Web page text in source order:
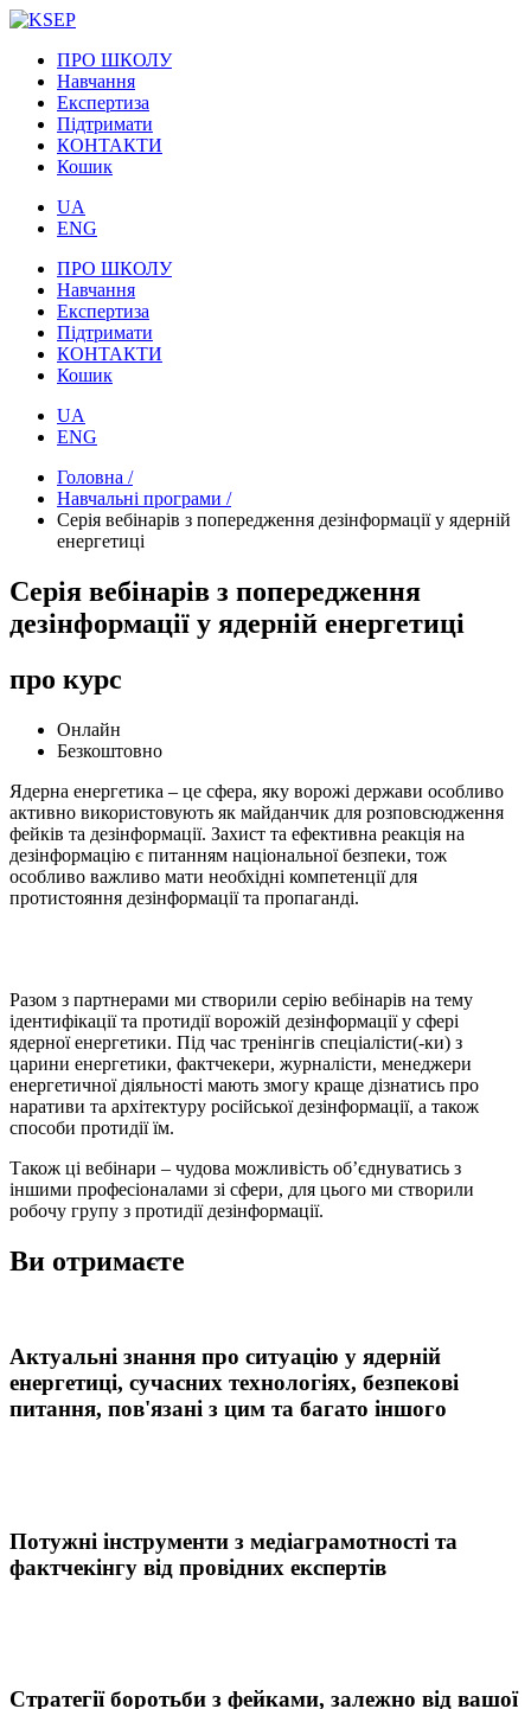
ПРО ШКОЛУ
Навчання
Експертиза
Підтримати
КОНТАКТИ
Кошик
UA
ENG
ПРО ШКОЛУ
Навчання
Експертиза
Підтримати
КОНТАКТИ
Кошик
UA
ENG
Головна /
Навчальні програми /
Серія вебінарів з попередження дезінформації у ядерній
енергетиці
Серія вебінарів з попередження
дезінформації у ядерній енергетиці
про курс
Онлайн
Безкоштовно
Ядерна енергетика – це сфера, яку ворожі держави особливо
активно використовують як майданчик для розповсюдження
фейків та дезінформації. Захист та ефективна реакція на
дезінформацію є питанням національної безпеки, тож
особливо важливо мати необхідні компетенції для
протистояння дезінформації та пропаганді.
Разом з партнерами ми створили серію вебінарів на тему
ідентифікації та протидії ворожій дезінформації у сфері
ядерної енергетики. Під час тренінгів спеціалісти(-ки) з
царини енергетики, фактчекери, журналісти, менеджери
енергетичної діяльності мають змогу краще дізнатись про
наративи та архітектуру російської дезінформації, а також
способи протидії їм.
Також ці вебінари – чудова можливість об’єднуватись з
іншими професіоналами зі сфери, для цього ми створили
робочу групу з протидії дезінформації.
Ви отримаєте
Актуальні знання про ситуацію у ядерній
енергетиці, сучасних технологіях, безпекові
питання, пов'язані з цим та багато іншого
Потужні інструменти з медіаграмотності та
фактчекінгу від провідних експертів
Cтратегії боротьби з фейками, залежно від вашої